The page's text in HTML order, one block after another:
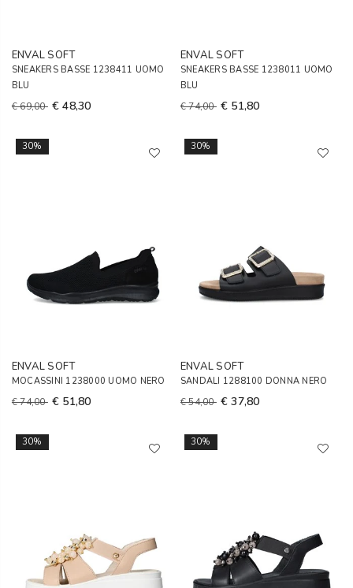
ENVAL SOFT
SNEAKERS BASSE 1238411 UOMO
BLU
€ 69,00 € 48,30
ENVAL SOFT
SNEAKERS BASSE 1238011 UOMO
BLU
€ 74,00 € 51,80
30%
ENVAL SOFT
MOCASSINI 1238000 UOMO NERO
€ 74,00 € 51,80
30%
ENVAL SOFT
SANDALI 1288100 DONNA NERO
€ 54,00 € 37,80
30% 30%